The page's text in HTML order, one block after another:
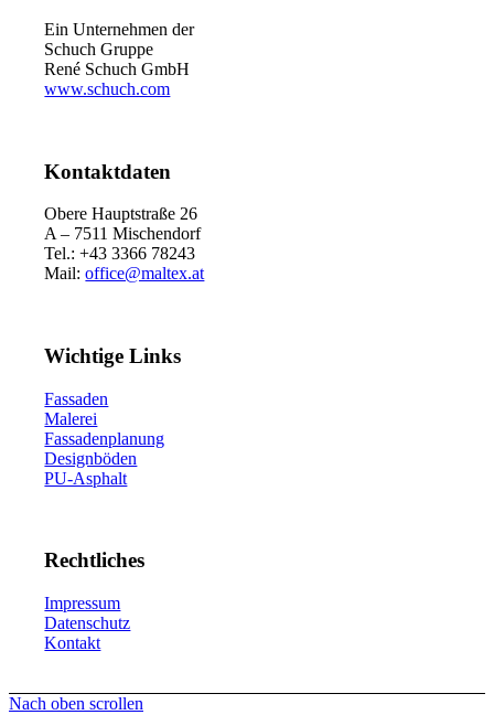
Ein Unternehmen der
Schuch Gruppe
René Schuch GmbH
www.schuch.com
Kontaktdaten
Obere Hauptstraße 26
A – 7511 Mischendorf
Tel.: +43 3366 78243
Mail:office@maltex.at
Wichtige Links
Fassaden
Malerei
Fassadenplanung
Designböden
PU-Asphalt
Rechtliches
Impressum
Datenschutz
Kontakt
Nach oben scrollen